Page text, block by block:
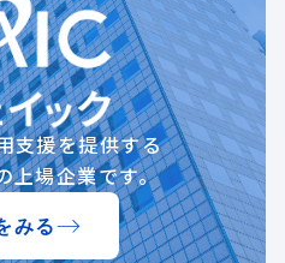
支援を提供する
上場企業です。
みる